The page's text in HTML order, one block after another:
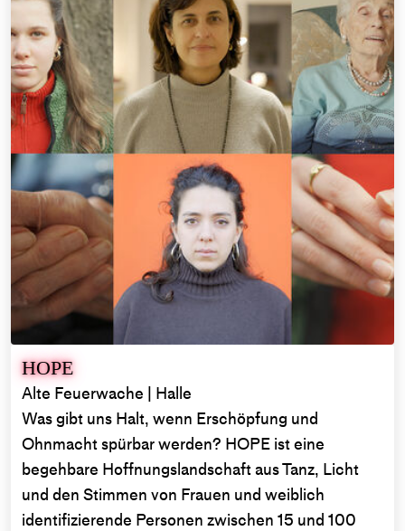
HOPE
Alte Feuerwache | Halle
Was gibt uns Halt, wenn Erschöpfung und
Ohnmacht spürbar werden? HOPE ist eine
begehbare Hoffnungslandschaft aus Tanz, Licht
und den Stimmen von Frauen und weiblich
identifizierende Personen zwischen 15 und 100